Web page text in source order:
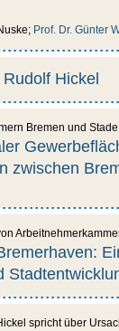
Prof. Dr. Günter
Hickel
Bremen und Stade
zwischen
spricht über